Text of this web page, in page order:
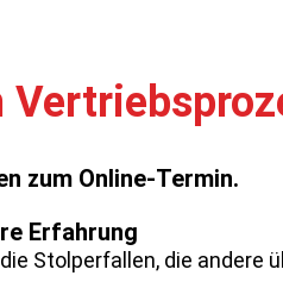
zum Online-Termin.
Erfahrung
Stolperfallen, die andere